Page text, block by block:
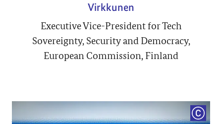
Virkkunen
Executive Vice-President for Tech
Sovereignty, Security and Democracy,
European Commission, Finland